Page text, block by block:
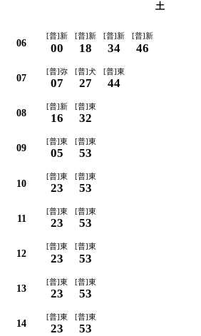
土
06
[普]新
00
[普]新
18
[普]新
34
[普]新
46
07
[普]弥
07
[普]犬
27
[普]東
44
08
[普]新
16
[普]東
32
09
[普]東
05
[普]東
53
10
[普]東
23
[普]東
53
11
[普]東
23
[普]東
53
12
[普]東
23
[普]東
53
13
[普]東
23
[普]東
53
14
[普]東
23
[普]東
53